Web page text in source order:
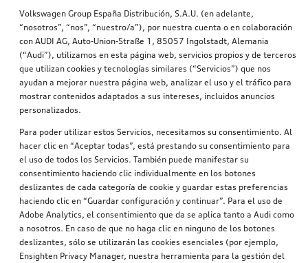
Reequipamiento de la Audi smartphone interface
790,13€PVPR*
Función de navegación y datos de navegación
590,48 € PVPR*
Volkswagen Group España Distribución, S.A.U. (en adelante,
“nosotros”, “nos”, “nuestro/a”), por nuestra cuenta o en colaboración
con AUDI AG, Auto-Union-Straße 1, 85057 Ingolstadt, Alemania
(“Audi”), utilizamos en esta página web, servicios propios y de terceros
que utilizan cookies y tecnologías similares (“Servicios”) que nos
ayudan a mejorar nuestra página web, analizar el uso y el tráfico para
mostrar contenidos adaptados a sus intereses, incluidos anuncios
personalizados.
Para poder utilizar estos Servicios, necesitamos su consentimiento. Al
hacer clic en “Aceptar todas”, está prestando su consentimiento para
el uso de todos los Servicios. También puede manifestar su
consentimiento haciendo clic individualmente en los botones
deslizantes de cada categoría de cookie y guardar estas preferencias
haciendo clic en “Guardar configuración y continuar”. Para el uso de
Adobe Analytics, el consentimiento que da se aplica tanto a Audi como
a nosotros. En caso de que no haga clic en ninguno de los botones
deslizantes, sólo se utilizarán las cookies esenciales (por ejemplo,
Ensighten Privacy Manager, nuestra herramienta para la gestión del